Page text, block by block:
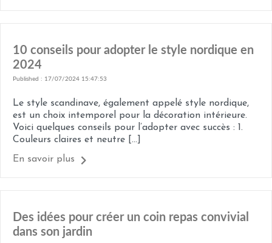
10 conseils pour adopter le style nordique en
2024
Published : 17/07/2024 15:47:53
Le style scandinave, également appelé style nordique,
est un choix intemporel pour la décoration intérieure.
Voici quelques conseils pour l’adopter avec succès : 1.
Couleurs claires et neutre [...]
En savoir plus
Des idées pour créer un coin repas convivial
dans son jardin